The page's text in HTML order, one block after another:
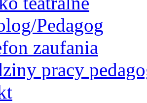
Pedagog
zaufania
pracy